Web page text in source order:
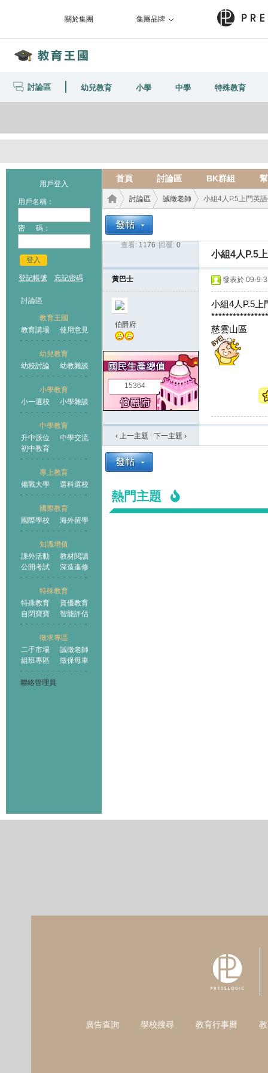
關於集團 集團品牌
討論區 幼兒教育 小學 中學 特殊教育
用戶登入
用戶名稱：
密 碼：
登入
登記帳號 忘記密碼
討論區
教育王國
教育講場
使用意見
幼兒教育
幼校討論
幼教雜談
小學教育
小一選校
小學雜談
中學教育
升中派位
中學交流
初中教育
專上教育
備戰大學
選科選校
國際教育
國際學校
海外留學
知識增值
課外活動
教材閱讀
公開考試
深造進修
特殊教育
特殊教育
資優教育
自閉寶寶
智能評估
徵求專區
二手市場
誠徵老師
組班專區
徵保母車
聯絡管理員
首頁 討論區 BK群組
王國
討論區
›
誠徵老師 小組4人P.5上門英
查看: 1176 回覆: 0
小組4人P.5
黃巴士
伯爵府
15364
發表於 09-9-
小組4人P.5上
慈雲山區
‹ 上一主題 下一主題 ›
熱門主題
廣告查詢 學校搜尋 教育行事曆